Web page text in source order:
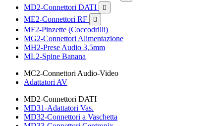
MD2-Connettori DATI 
ME2-Connettori RF 
MF2-Pinzette (Coccodrilli)
MG2-Connettori Alimentazione
MH2-Prese Audio 3,5mm
ML2-Spine Banana
MC2-Connettori Audio-Video
Adattatori AV
MD2-Connettori DATI
MD31-Adattatori Vas.
MD32-Connettori a Vaschetta